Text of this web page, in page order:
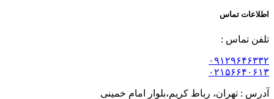
اطلاعات تماس
تلفن تماس :
۰۹۱۲۹۶۴۶۳۳۲
۰۲۱۵۶۶۴۰۶۱۳
آدرس : تهران، رباط کریم،بلوار امام خمینی